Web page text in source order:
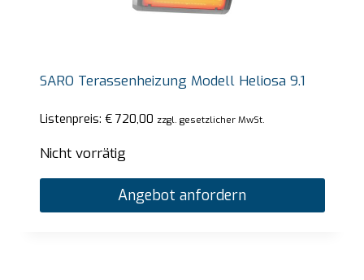
SARO Terassenheizung Modell Heliosa 9.1
Listenpreis: €720,00 zzgl. gesetzlicher MwSt.
Nicht vorrätig
Angebot anfordern